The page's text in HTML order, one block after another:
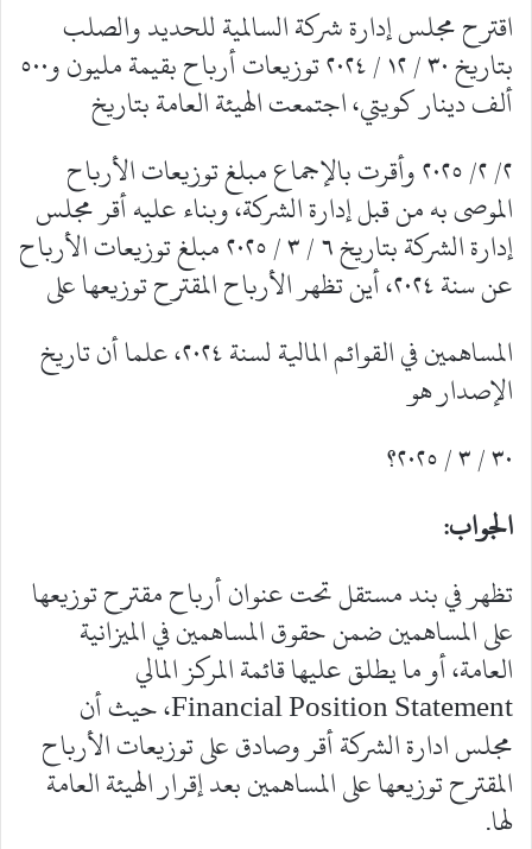
اقترح مجلس إدارة شركة السالمية للحديد والصلب
بتاريخ ٣٠ / ١٢ / ٢٠٢٤ توزيعات أرباح بقيمة مليون و٥٠٠
ألف دينار كويتي، اجتمعت الهيئة العامة بتاريخ
٢/ ٢/ ٢٠٢٥ وأقرت بالإجماع مبلغ توزيعات الأرباح
الموصى به من قبل إدارة الشركة، وبناء عليه أقر مجلس
إدارة الشركة بتاريخ ٦ / ٣ / ٢٠٢٥ مبلغ توزيعات الأرباح
عن سنة ٢٠٢٤، أين تظهر الأرباح المقترح توزيعها على
المساهمين في القوائم المالية لسنة ٢٠٢٤، علما أن تاريخ
الإصدار هو
٣٠ / ٣ / ٢٠٢٥؟
الجواب:
تظهر في بند مستقل تحت عنوان أرباح مقترح توزيعها
على المساهمين ضمن حقوق المساهمين في الميزانية
العامة، أو ما يطلق عليها قائمة المركز المالي
Financial Position Statement، حيث أن
مجلس ادارة الشركة أقر وصادق على توزيعات الأرباح
المقترح توزيعها على المساهمين بعد إقرار الهيئة العامة
لها.